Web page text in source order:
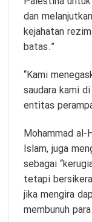
dan
kejahatan
batas.”
“Kami
saudara kami
entitas
Mohammad
Islam, juga
sebagai
tetapi
jika mengira
membunuh